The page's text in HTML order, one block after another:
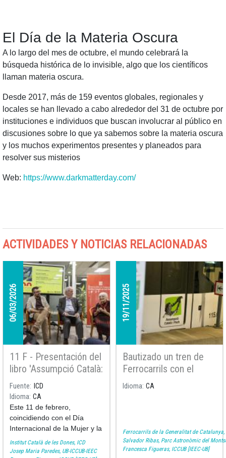
El Día de la Materia Oscura
A lo largo del mes de octubre, el mundo celebrará la
búsqueda histórica de lo invisible, algo que los científicos
llaman materia oscura.
Desde 2017, más de 159 eventos globales, regionales y
locales se han llevado a cabo alrededor del 31 de octubre por
instituciones e individuos que buscan involucrar al público en
discusiones sobre lo que ya sabemos sobre la materia oscura
y los muchos experimentos presentes y planeados para
resolver sus misterios
Web: https://www.darkmatterday.com/
ACTIVIDADES Y NOTICIAS RELACIONADAS
06/03/2026
11 F - Presentación del
libro 'Assumpció Català:
la mujer que amaba las
estrellas'
Fuente ICD
Idioma CA
Este 11 de febrero,
coincidiendo con el Día
Internacional de la Mujer y la
Niña en la Ciencia, el
Instituto Catalán de las
Institut Català de les Dones, ICD
Josep Maria Paredes, UB-ICCUB-IEEC
19/11/2025
Bautizado un tren de
Ferrocarrils con el
nombre de Assumpció
Idioma CA
Ferrocarrils de la Generalitat de Catalunya,
Salvador Ribas, Parc Astronòmic del
Francesca Figueras, ICCUB [IEEC-UB]